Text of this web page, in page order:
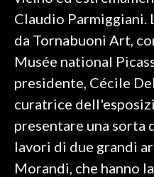
GOSSIP
SALUTE
SARDEGNA TURISMO
SARDI NEL MONDO
NOTIZIE
Claudio Parmiggiani.
da Tornabuoni Art,
Musée national
presidente, Cécile
curatrice
presentare una
lavori di due grandi
Morandi, che hanno